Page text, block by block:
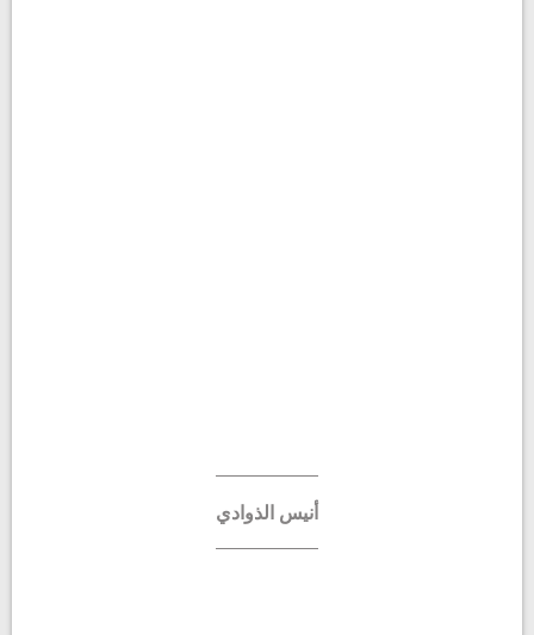
أنيس الذوادي